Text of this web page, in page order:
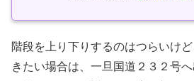
階段を上り下りするのはつらいけ
きたい場合は、一旦国道２３２号